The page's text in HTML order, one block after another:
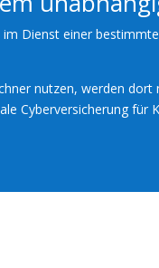
Dienst einer
nutzen, werden
Cyberversicherung